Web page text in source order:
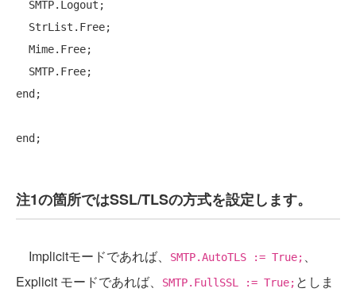
end;
end
注1の箇所ではSSL/TLSの方式を設定します。
Implicitモードであれば、 SMTP.AutoTLS := True;
Explicit モードであれば、
SMTP.FullSSL := True; としま